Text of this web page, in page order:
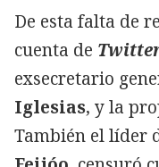
De esta falta de
cuenta de
exsecretario
Iglesias, y la
También el líder